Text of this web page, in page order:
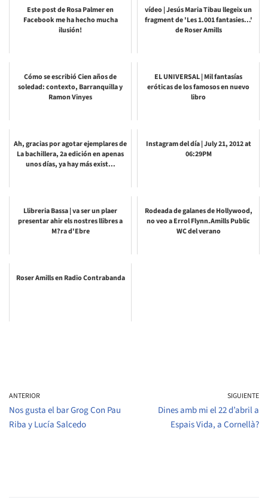
Este post de Rosa Palmer en
Facebook me ha hecho mucha
ilusión!
vídeo | Jesús Maria Tibau llegeix un
fragment de 'Les 1.001 fantasies...'
de Roser Amills
Cómo se escribió Cien años de
soledad: contexto, Barranquilla y
Ramon Vinyes
EL UNIVERSAL | Mil fantasías
eróticas de los famosos en nuevo
libro
Ah, gracias por agotar ejemplares de
La bachillera, 2a edición en apenas
unos días, ya hay más exist...
Instagram del día | July 21, 2012 at
06:29PM
Llibreria Bassa | va ser un plaer
presentar ahir els nostres llibres a
M?ra d'Ebre
Rodeada de galanes de Hollywood,
no veo a Errol Flynn.Amills Public
WC del verano
Roser Amills en Radio Contrabanda
ANTERIOR
Nos gusta el bar Grog Con Pau
Riba y Lucía Salcedo
SIGUIENTE
Dines amb mi el 22 d’abril a
Espais Vida, a Cornellà?